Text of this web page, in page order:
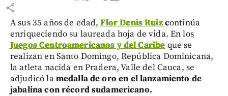
share
A sus 35 años de edad,Flor Denis Ruizcontinúa
enriqueciendo su laureada hoja de vida. En los
Juegos Centroamericanos y del Caribe que se
realizan en Santo Domingo, República Dominicana,
la atleta nacida en Pradera, Valle del Cauca, se
adjudicó lamedalla de oro en el lanzamiento de
jabalina con récord sudamericano.